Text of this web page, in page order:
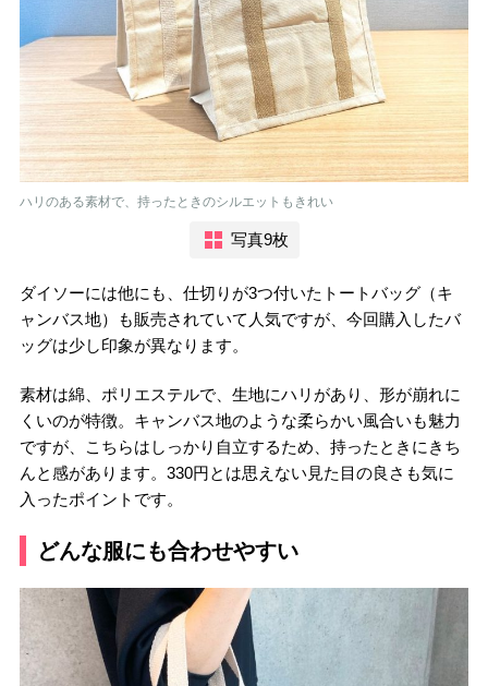
ハリのある素材で、持ったときのシルエットもきれい
写真9枚
ダイソーには他にも、仕切りが3つ付いたトートバッグ（キ
ャンバス地）も販売されていて人気ですが、今回購入したバ
ッグは少し印象が異なります。
素材は綿、ポリエステルで、生地にハリがあり、形が崩れに
くいのが特徴。キャンバス地のような柔らかい風合いも魅力
ですが、こちらはしっかり自立するため、持ったときにきち
んと感があります。330円とは思えない見た目の良さも気に
入ったポイントです。
どんな服にも合わせやすい